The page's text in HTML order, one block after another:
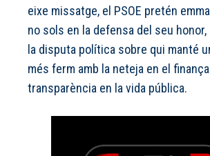
eixe missatge, el PSOE pretén
no sols en la defensa del seu
la disputa política sobre qui manté
més ferm amb la neteja en el
transparència en la vida pública.